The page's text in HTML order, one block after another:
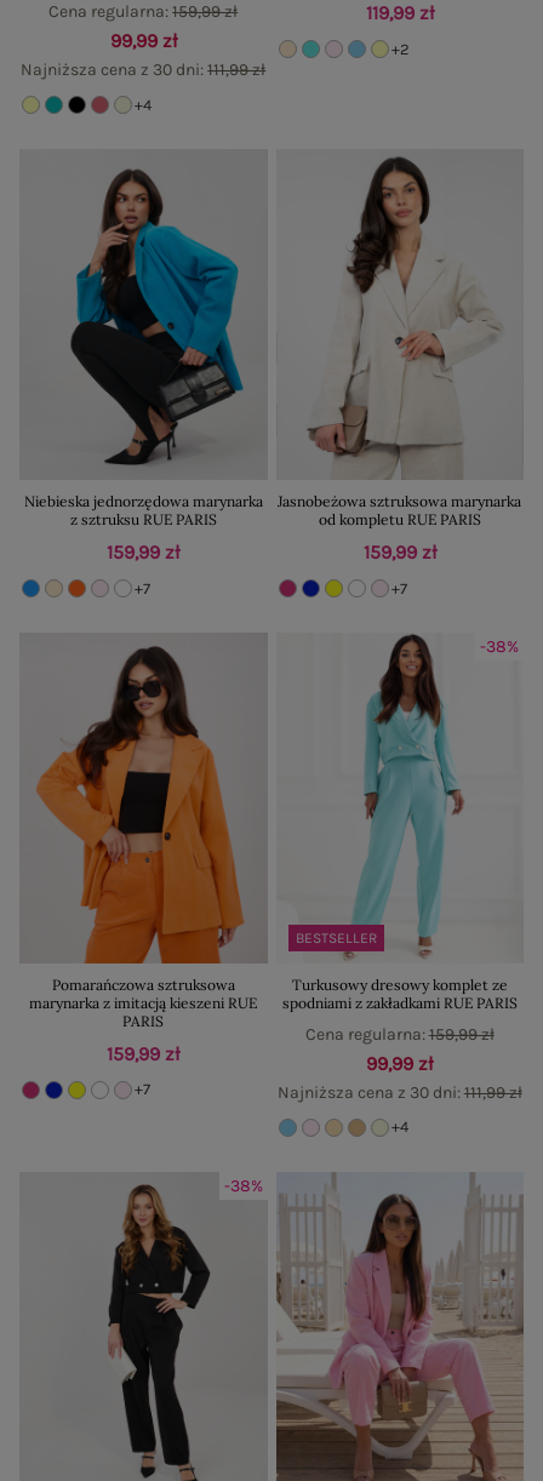
99,99 zł
Najniższa cena z 30 dni:111,99 zł
Cena regularna:159,99 zł
+4
119,99 zł
+2
Niebieska jednorzędowa marynarka
z sztruksu RUE PARIS
159,99 zł
+7
Jasnobeżowa sztruksowa marynarka
od kompletu RUE PARIS
159,99 zł
+7
Pomarańczowa sztruksowa
marynarka z imitacją kieszeni RUE
PARIS
159,99 zł
+7
BESTSELLER
-38%
Turkusowy dresowy komplet ze
spodniami z zakładkami RUE PARIS
99,99 zł
Najniższa cena z 30 dni:111,99 zł
Cena regularna:159,99 zł
+4
-38%